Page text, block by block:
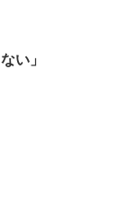
い」